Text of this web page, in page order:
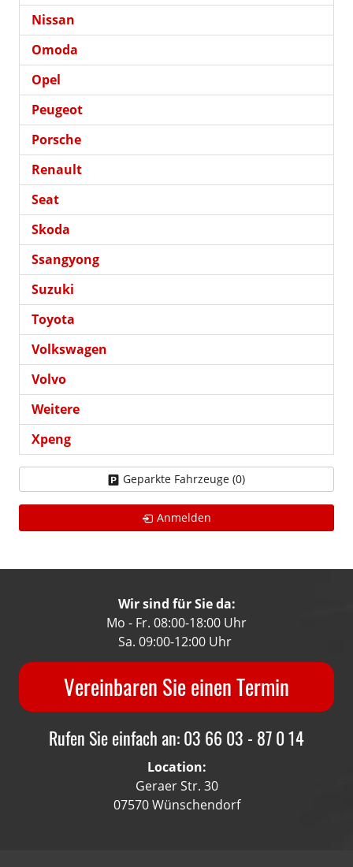
Nissan
Omoda
Opel
Peugeot
Porsche
Renault
Seat
Skoda
Ssangyong
Suzuki
Toyota
Volkswagen
Volvo
Weitere
Xpeng
Geparkte Fahrzeuge (0)
Anmelden
Wir sind für Sie da:
Mo - Fr. 08:00-18:00 Uhr
Sa. 09:00-12:00 Uhr
Vereinbaren Sie einen Termin
Rufen Sie einfach an: 03 66 03 - 87 0 14
Location:
Geraer Str. 30
07570 Wünschendorf